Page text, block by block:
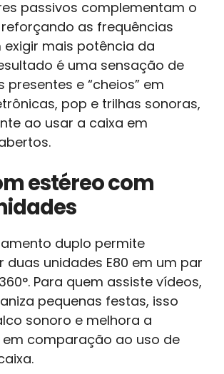
passivos complementam o
as frequências
exigir mais potência da
é uma sensação de
presentes e “cheios” em
pop e trilhas sonoras,
ao usar a caixa em
estéreo com
duplo permite
unidades E80 em um par
Para quem assiste vídeos,
pequenas festas, isso
sonoro e melhora a
em comparação ao uso de